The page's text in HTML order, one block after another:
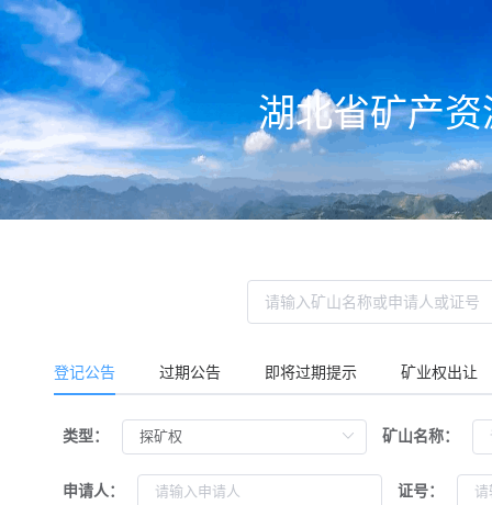
湖北省矿产
登记公告 过期公告 即将过期提示 矿业权出让